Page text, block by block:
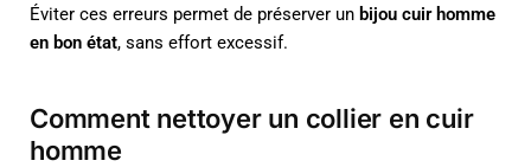
Éviter ces erreurs permet de préserver un bijou cuir homme
en bon état, sans effort excessif.
Comment nettoyer un collier en cuir
homme